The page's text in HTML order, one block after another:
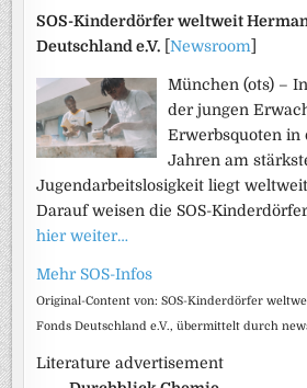
SOS-Kinderdörfer weltweit
Deutschland e.V. [Newsroom
München (ots) –
der jungen
Erwerbsquoten in
Jahren am
Jugendarbeitslosigkeit liegt
Darauf weisen die SOS-
hier weiter…
Mehr SOS-Infos
Original-Content von: SOS-Kinderdörfer
Fonds Deutschland e.V., übermittelt durch
Literature advertisement